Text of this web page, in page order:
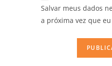
Salvar meus dados
a próxima vez que